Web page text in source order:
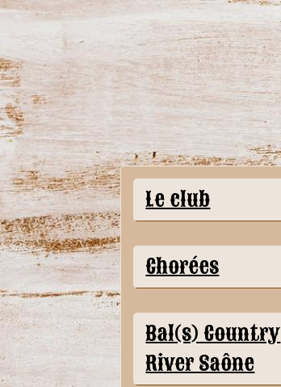
Le club
Chorées
Bal(s) Country
River Saône